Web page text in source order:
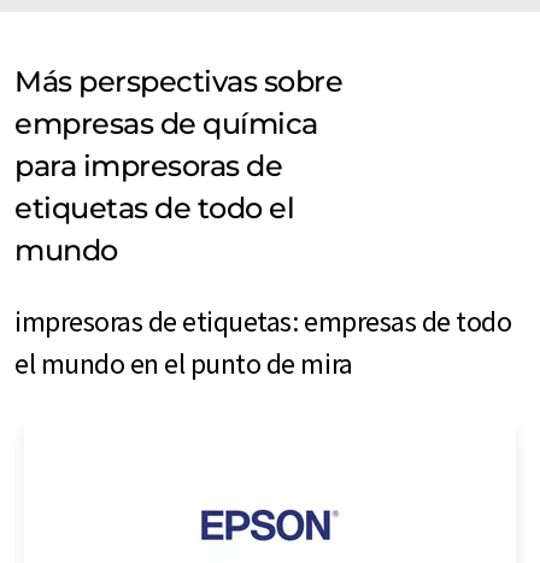
Más perspectivas sobre
empresas de química
para impresoras de
etiquetas de todo el
mundo
impresoras de etiquetas: empresas de todo
el mundo en el punto de mira